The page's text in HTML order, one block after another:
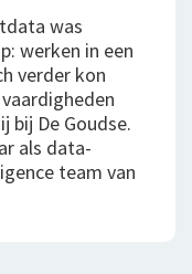
was
werken in een
verder kon
bij De Goudse.
als data-
team van